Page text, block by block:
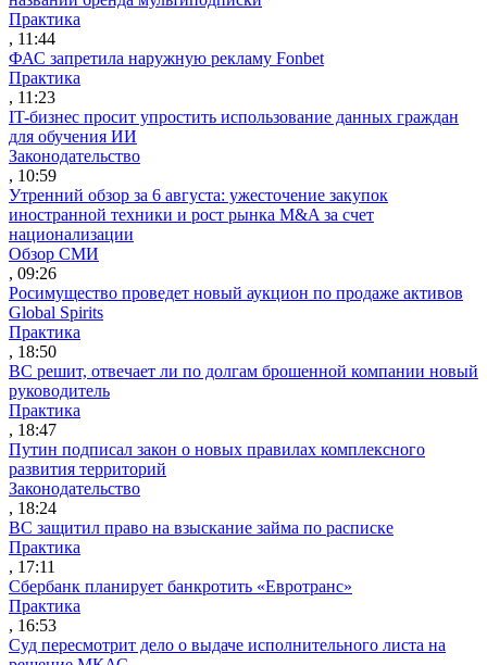
Практика
, 11:44
ФАС запретила наружную рекламу Fonbet
Практика
, 11:23
IT-бизнес просит упростить использование данных граждан
для обучения ИИ
Законодательство
, 10:59
Утренний обзор за 6 августа: ужесточение закупок
иностранной техники и рост рынка M&A за счет
национализации
Обзор СМИ
, 09:26
Росимущество проведет новый аукцион по продаже активов
Global Spirits
Практика
, 18:50
ВС решит, отвечает ли по долгам брошенной компании новый
руководитель
Практика
, 18:47
Путин подписал закон о новых правилах комплексного
развития территорий
Законодательство
, 18:24
ВС защитил право на взыскание займа по расписке
Практика
, 17:11
Сбербанк планирует банкротить «Евротранс»
Практика
, 16:53
Суд пересмотрит дело о выдаче исполнительного листа на